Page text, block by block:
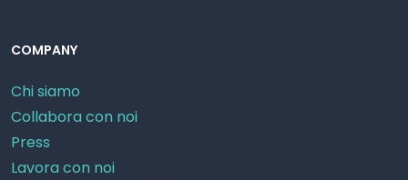
COMPANY
Chi siamo
Collabora con noi
Press
Lavora con noi